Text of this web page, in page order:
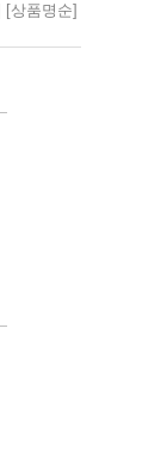
[상품명순]